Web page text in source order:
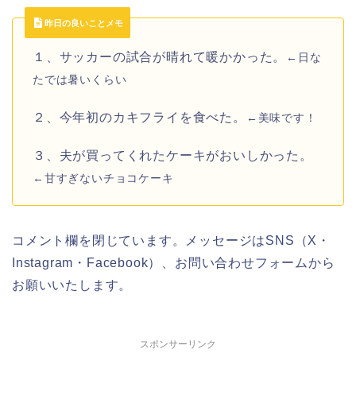
昨日の良いことメモ
１、サッカーの試合が晴れて暖かかった。
←日な
たでは暑いくらい
２、今年初のカキフライを食べた。 ←美味です！
３、夫が買ってくれたケーキがおいしかった。
←甘すぎないチョコケーキ
コメント欄を閉じています。メッセージはSNS（X・
Instagram・Facebook）、お問い合わせフォームから
お願いいたします。
スポンサーリンク